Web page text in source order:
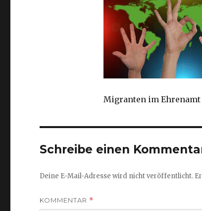
Migranten im Ehrenamt
Schreibe einen
Deine E-Mail-Adresse wird nicht veröffentlicht.
KOMMENTAR *